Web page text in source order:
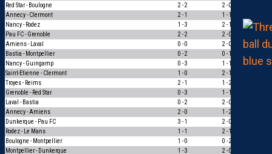
Red Star - Boulogne
2 - 2 2 - 0
Annecy - Clermont
2 - 1 1 - 1
Nancy - Rodez
1 - 3 2 - 1
0
Pau FC - Grenoble
2 - 2 2 - 0
Amiens - Laval
0 - 0 2 - 0
Bastia - Montpellier
0 - 2 0 - 1
Nancy - Guingamp
0 - 3 1 - 1
0
Saint-Etienne - Clermont
1 - 0 2 - 1
Troyes - Reims
2 - 1 1 - 2
Grenoble - Red Star
0 - 3 1 - 1
Laval - Bastia
0 - 2 2 - 0
Annecy - Amiens
2 - 0 1 - 2
Dunkerque - Pau FC
3 - 1 2 - 0
Rodez - Le Mans
1 - 1 2 - 1
Boulogne - Montpellier
1 - 0 0 - 2
Montpellier - Dunkerque
1 - 3 2 - 0